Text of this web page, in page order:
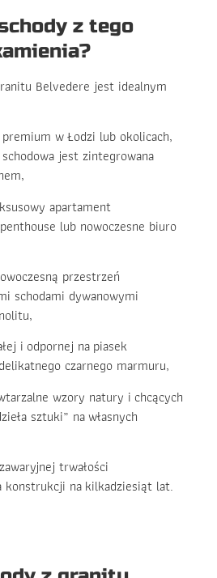
z tego
Belvedere jest idealnym
w Łodzi lub okolicach,
jest zintegrowana
apartament
lub nowoczesne biuro
przestrzeń
schodami dywanowymi
i odpornej na piasek
czarnego marmuru,
wzory natury i chcących
sztuki” na własnych
trwałości
konstrukcji na kilkadziesiąt lat.